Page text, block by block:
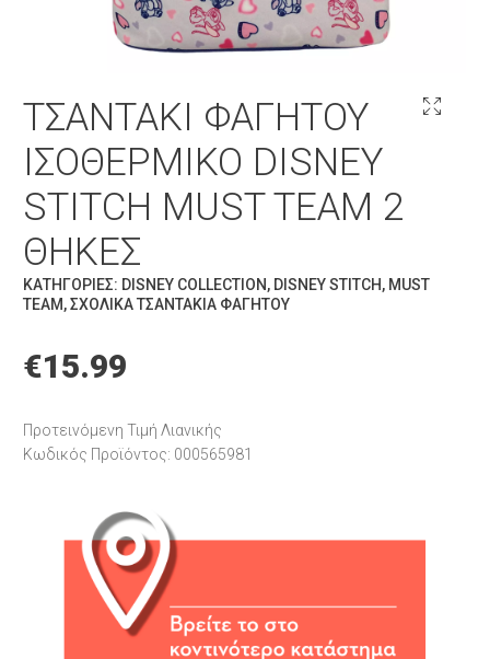
ΤΣΑΝΤΆΚΙ ΦΑΓΗΤΟΎ
ΙΣΟΘΕΡΜΙΚΌ DISNEY
STITCH MUST TEAM 2
ΘΉΚΕΣ
ΚΑΤΗΓΟΡΊΕΣ: DISNEY COLLECTION, DISNEY STITCH, MUST
TEAM,ΣΧΟΛΙΚΆ ΤΣΑΝΤΆΚΙΑ ΦΑΓΗΤΟΎ
€15.99
Προτεινόμενη Τιμή Λιανικής
Κωδικός Προϊόντος: 000565981